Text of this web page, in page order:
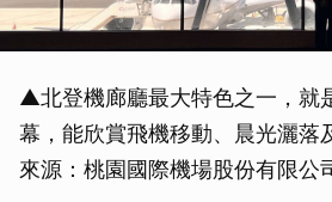
▲北登機廊廳最大特色之一，就
幕，能欣賞飛機移動、晨光灑落
來源：桃園國際機場股份有限公